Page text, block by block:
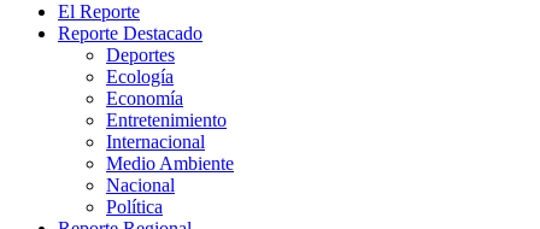
El Reporte
Reporte Destacado
Deportes
Ecología
Economía
Entretenimiento
Internacional
Medio Ambiente
Nacional
Política